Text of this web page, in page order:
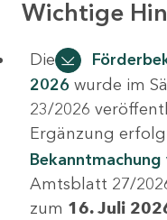
Wichtige
Die
2026 wurde im
23/2026
Ergänzung
Amtsblatt 27/
zum 16. Juli